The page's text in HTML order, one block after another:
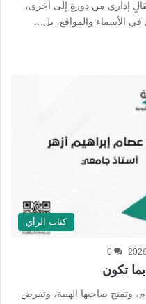
إداري من دورةٍ إلى أخرى،
الأسماء والمواقع، بل…
كتاب الرأي
0
تكون
وتمنح صاحبها الهيبة، وتفرض